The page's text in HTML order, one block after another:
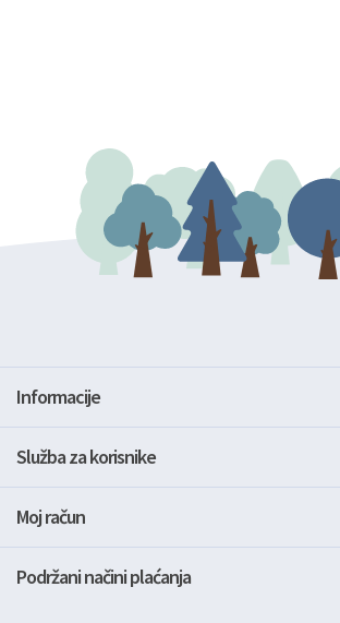
Informacije
Služba za korisnike
Moj račun
Podržani načini plaćanja